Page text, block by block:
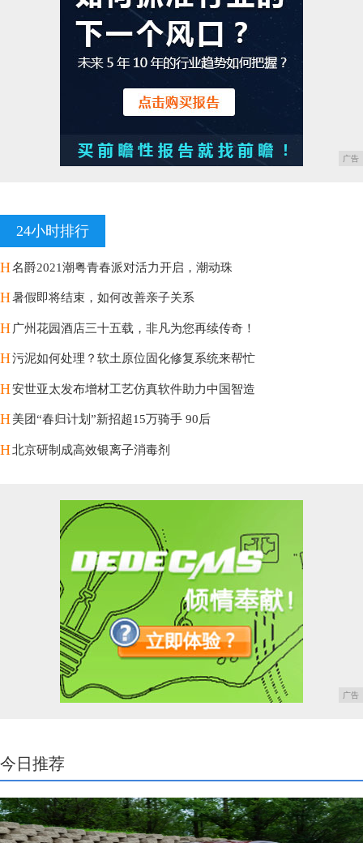
广告
24小时排行
H名爵2021潮粤青春派对活力开启，潮动珠
H暑假即将结束，如何改善亲子关系
H 广州花园酒店三十五载，非凡为您再续传奇！
H污泥如何处理？软土原位固化修复系统来帮忙
H安世亚太发布增材工艺仿真软件助力中国智造
H美团“春归计划”新招超15万骑手 90后
H北京研制成高效银离子消毒剂
广告
今日推荐